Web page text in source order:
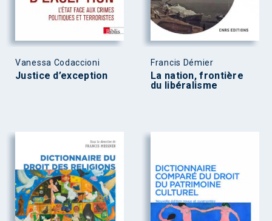
Vanessa Codaccioni
Justice d’exception
Francis Démier
La nation, frontière
du libéralisme